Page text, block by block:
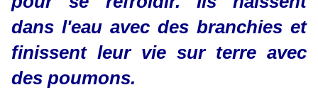
dans l'eau avec des branchies et
finissent leur vie sur terre avec
des poumons.